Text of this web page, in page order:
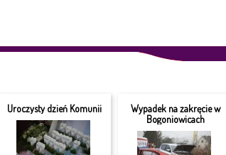
Uroczysty dzień Komunii
Wypadek na zakręcie w
Bogoniowicach